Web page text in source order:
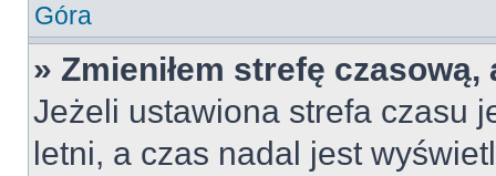
Góra
» Zmieniłem strefę
Jeżeli ustawiona strefa czasu
letni, a czas nadal jest